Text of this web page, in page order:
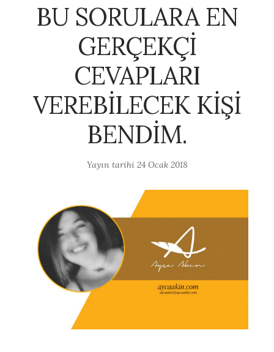
BU SORULARA EN
GERÇEKÇİ
CEVAPLARI
VEREBİLECEK KİŞİ
BENDİM.
Yayın tarihi 24 Ocak 2018